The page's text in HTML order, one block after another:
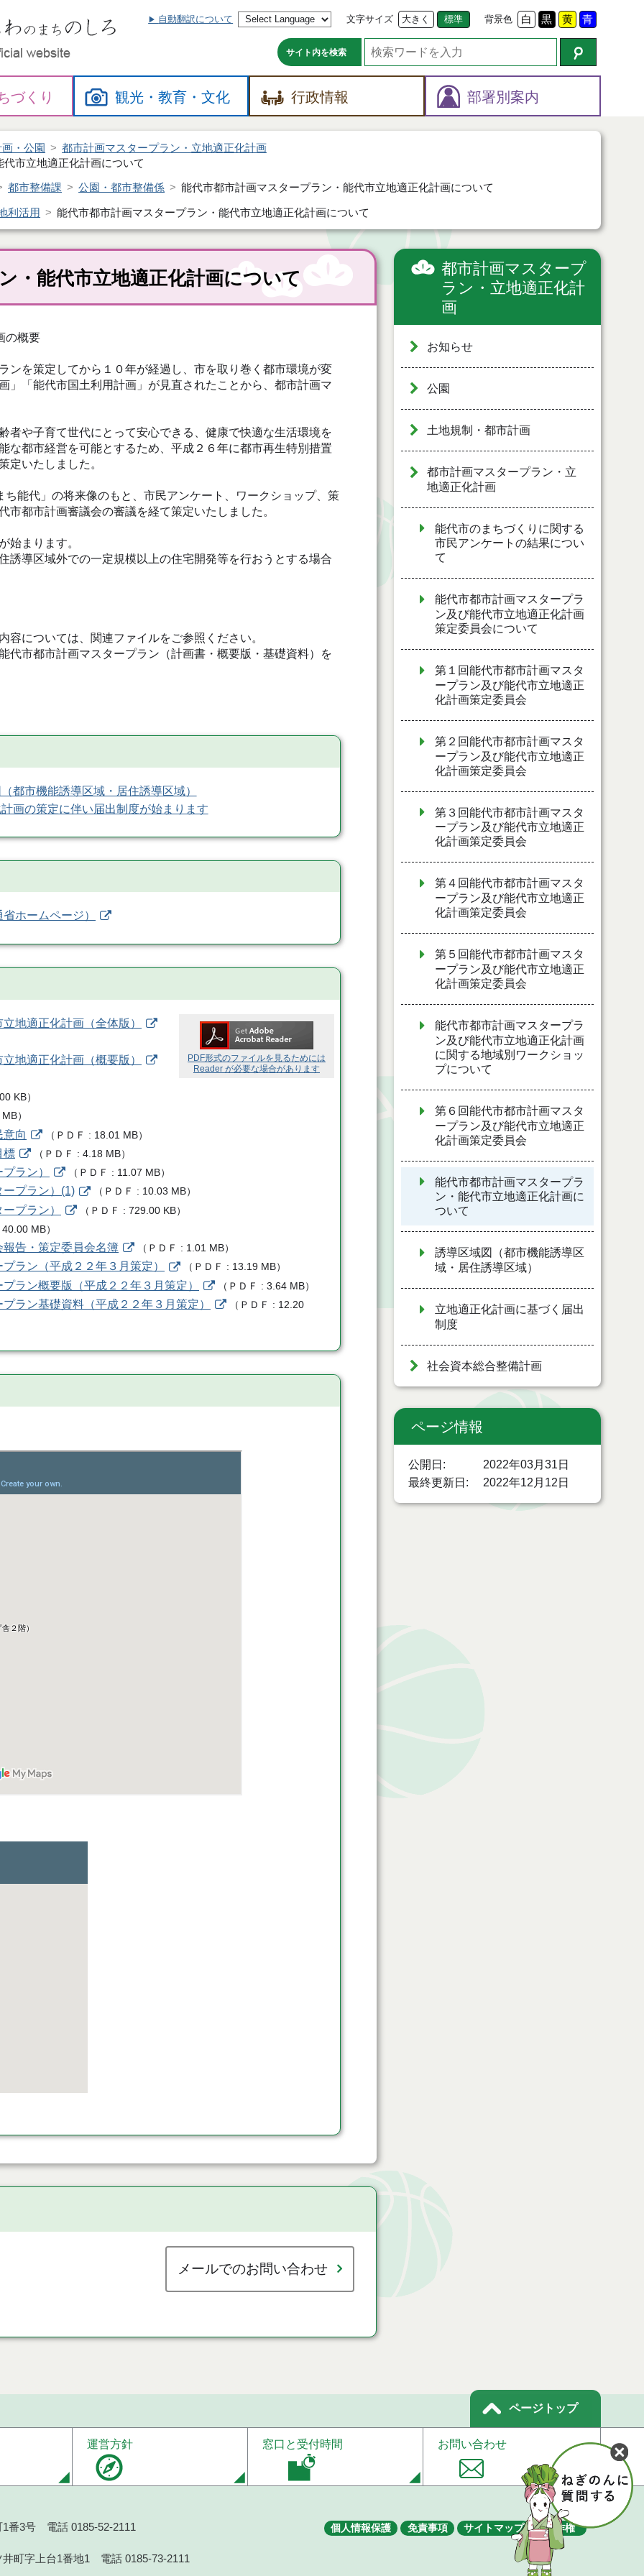
自動翻訳について 文字サイズ 大きく 標準 背景色 白 黒 黄 青
サイト内を検索
づくり 観光・教育・文化 行政情報 部署別案内
・公園
都市計画マスタープラン・立地適正化計画
市立地適正化計画について
都市整備課 公園・都市整備係 能代市都市計画マスタープラン・能代市立地適正化計画について
利活用 能代市都市計画マスタープラン・能代市立地適正化計画について
・能代市立地適正化計画について
の概要
ンを策定してから１０年が経過し、市を取り巻く都市環境が変
」「能代市国土利用計画」が見直されたことから、都市計画マ
者や子育て世代にとって安心できる、健康で快適な生活環境を
な都市経営を可能とするため、平成２６年に都市再生特別措置
定いたしました。
ち能代」の将来像のもと、市民アンケート、ワークショップ、策
都市計画審議会の審議を経て策定いたしました。
始まります。
誘導区域外での一定規模以上の住宅開発等を行おうとする場合
については、関連ファイルをご参照ください。
市都市計画マスタープラン（計画書・概要版・基礎資料）を
都市機能誘導区域・居住誘導区域）
画の策定に伴い届出制度が始まります
ホームページ）
PDF形式のファイルを見るためには
Reader が必要な場合があります
地適正化計画（全体版）
地適正化計画（概要版）
KB）
MB）
意向 （ ＰＤＦ 18.01 MB）
標 （ ＰＤＦ 4.18 MB）
ラン） （ ＰＤＦ 11.07 MB）
プラン）(1) （ ＰＤＦ 10.03 MB）
プラン） （ ＰＤＦ 729.00 KB）
40.00 MB）
告・策定委員会名簿 （ ＰＤＦ 1.01 MB）
ラン（平成２２年３月策定） （ ＰＤＦ 13.19 MB）
ラン概要版（平成２２年３月策定） （ ＰＤＦ 3.64 MB）
ラン基礎資料（平成２２年３月策定） （ ＰＤＦ 12.20
メールでのお問い合わせ
都市計画マスタープ
ラン・立地適正化計
画
お知らせ
公園
土地規制・都市計画
都市計画マスタープラン・立
地適正化計画
能代市のまちづくりに関する
市民アンケートの結果につい
て
能代市都市計画マスタープラ
ン及び能代市立地適正化計画
策定委員会について
第１回能代市都市計画マスタ
ープラン及び能代市立地適正
化計画策定委員会
第２回能代市都市計画マスタ
ープラン及び能代市立地適正
化計画策定委員会
第３回能代市都市計画マスタ
ープラン及び能代市立地適正
化計画策定委員会
第４回能代市都市計画マスタ
ープラン及び能代市立地適正
化計画策定委員会
第５回能代市都市計画マスタ
ープラン及び能代市立地適正
化計画策定委員会
能代市都市計画マスタープラ
ン及び能代市立地適正化計画
に関する地域別ワークショッ
プについて
第６回能代市都市計画マスタ
ープラン及び能代市立地適正
化計画策定委員会
能代市都市計画マスタープラ
ン・能代市立地適正化計画に
ついて
誘導区域図（都市機能誘導区
域・居住誘導区域）
立地適正化計画に基づく届出
制度
社会資本総合整備計画
ページ情報
公開日
2022年03月31日
最終更新日
2022年12月12日
ページトップ
運営方針 窓口と受付時間 お問い合わせ
個人情報保護 免責事項 サイトマップ 著作権
1番3号 電話 0185-52-2111
町字上台1番地1 電話 0185-73-2111